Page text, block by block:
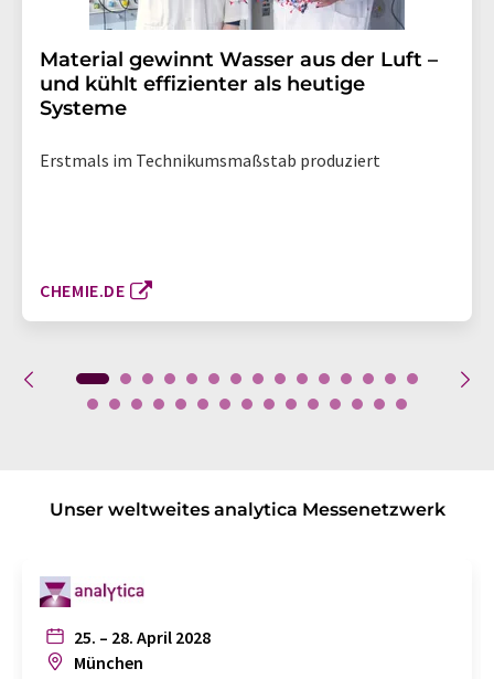
Material gewinnt Wasser aus der Luft –
und kühlt effizienter als heutige
Systeme
Erstmals im Technikumsmaßstab produziert
CHEMIE.DE
Unser weltweites analytica Messenetzwerk
25. – 28. April 2028
München